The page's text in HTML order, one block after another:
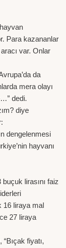
Para kazananlar
var. Onlar
da
mera olayı
dedi.
diye
dengelenmesi
hayvanı
buçuk lirasını faiz
16 liraya mal
27 liraya
fiyatı,